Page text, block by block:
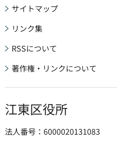
サイトマップ
リンク集
RSSについて
著作権・リンクについて
江東区役所
法人番号：6000020131083